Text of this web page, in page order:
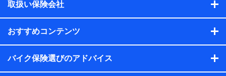
【共同して利用する者の範囲】
当社
【利用目的】
取扱い保険会社
おすすめコンテンツ
バイク保険選びのアドバイス